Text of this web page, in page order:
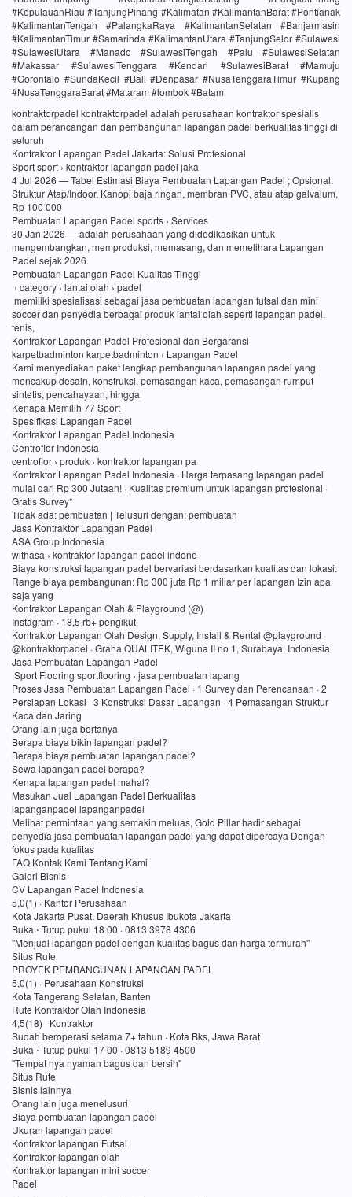
#KepulauanRiau #TanjungPinang #Kalimatan #KalimantanBarat #Pontianak
#KalimantanTengah #PalangkaRaya #KalimantanSelatan #Banjarmasin
#KalimantanTimur #Samarinda #KalimantanUtara #TanjungSelor #Sulawesi
#SulawesiUtara #Manado #SulawesiTengah #Palu #SulawesiSelatan
#Makassar #SulawesiTenggara #Kendari #SulawesiBarat #Mamuju
#Gorontalo #SundaKecil #Bali #Denpasar #NusaTenggaraTimur #Kupang
#NusaTenggaraBarat #Mataram #lombok #Batam
kontraktorpadel kontraktorpadel adalah perusahaan kontraktor spesialis
dalam perancangan dan pembangunan lapangan padel berkualitas tinggi di
seluruh
Kontraktor Lapangan Padel Jakarta: Solusi Profesional
Sport sport › kontraktor lapangan padel jaka
4 Jul 2026 — Tabel Estimasi Biaya Pembuatan Lapangan Padel ; Opsional:
Struktur Atap/Indoor, Kanopi baja ringan, membran PVC, atau atap galvalum,
Rp 100 000
Pembuatan Lapangan Padel sports › Services
30 Jan 2026 — adalah perusahaan yang didedikasikan untuk
mengembangkan, memproduksi, memasang, dan memelihara Lapangan
Padel sejak 2026
Pembuatan Lapangan Padel Kualitas Tinggi
› category › lantai olah › padel
memiliki spesialisasi sebagai jasa pembuatan lapangan futsal dan mini
soccer dan penyedia berbagai produk lantai olah seperti lapangan padel,
tenis,
Kontraktor Lapangan Padel Profesional dan Bergaransi
karpetbadminton karpetbadminton › Lapangan Padel
Kami menyediakan paket lengkap pembangunan lapangan padel yang
mencakup desain, konstruksi, pemasangan kaca, pemasangan rumput
sintetis, pencahayaan, hingga
Kenapa Memilih 77 Sport
Spesifikasi Lapangan Padel
Kontraktor Lapangan Padel Indonesia
Centroflor Indonesia
centroflor › produk › kontraktor lapangan pa
Kontraktor Lapangan Padel Indonesia · Harga terpasang lapangan padel
mulai dari Rp 300 Jutaan! · Kualitas premium untuk lapangan profesional ·
Gratis Survey*
Tidak ada: pembuatan ‎| Telusuri dengan: pembuatan
Jasa Kontraktor Lapangan Padel
ASA Group Indonesia
withasa › kontraktor lapangan padel indone
Biaya konstruksi lapangan padel bervariasi berdasarkan kualitas dan lokasi:
Range biaya pembangunan: Rp 300 juta Rp 1 miliar per lapangan Izin apa
saja yang
Kontraktor Lapangan Olah & Playground (@)
Instagram · 18,5 rb+ pengikut
Kontraktor Lapangan Olah Design, Supply, Install & Rental @playground ·
@kontraktorpadel · Graha QUALITEK, Wiguna II no 1, Surabaya, Indonesia
Jasa Pembuatan Lapangan Padel
Sport Flooring sportflooring › jasa pembuatan lapang
Proses Jasa Pembuatan Lapangan Padel · 1 Survey dan Perencanaan · 2
Persiapan Lokasi · 3 Konstruksi Dasar Lapangan · 4 Pemasangan Struktur
Kaca dan Jaring
Orang lain juga bertanya
Berapa biaya bikin lapangan padel?
Berapa biaya pembuatan lapangan padel?
Sewa lapangan padel berapa?
Kenapa lapangan padel mahal?
Masukan Jual Lapangan Padel Berkualitas
lapanganpadel lapanganpadel
Melihat permintaan yang semakin meluas, Gold Pillar hadir sebagai
penyedia jasa pembuatan lapangan padel yang dapat dipercaya Dengan
fokus pada kualitas
FAQ Kontak Kami Tentang Kami
Galeri Bisnis
CV Lapangan Padel Indonesia
5,0(1) · Kantor Perusahaan
Kota Jakarta Pusat, Daerah Khusus Ibukota Jakarta
Buka ⋅ Tutup pukul 18 00 · 0813 3978 4306
"Menjual lapangan padel dengan kualitas bagus dan harga termurah"
Situs Rute
PROYEK PEMBANGUNAN LAPANGAN PADEL
5,0(1) · Perusahaan Konstruksi
Kota Tangerang Selatan, Banten
Rute Kontraktor Olah Indonesia
4,5(18) · Kontraktor
Sudah beroperasi selama 7+ tahun · Kota Bks, Jawa Barat
Buka ⋅ Tutup pukul 17 00 · 0813 5189 4500
"Tempat nya nyaman bagus dan bersih"
Situs Rute
Bisnis lainnya
Orang lain juga menelusuri
Biaya pembuatan lapangan padel
Ukuran lapangan padel
Kontraktor lapangan Futsal
Kontraktor lapangan olah
Kontraktor lapangan mini soccer
Padel